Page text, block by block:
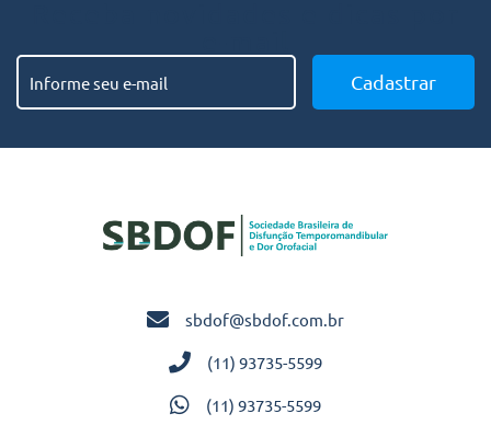
sbdof@sbdof.com.br
(11) 93735-5599
(11) 93735-5599